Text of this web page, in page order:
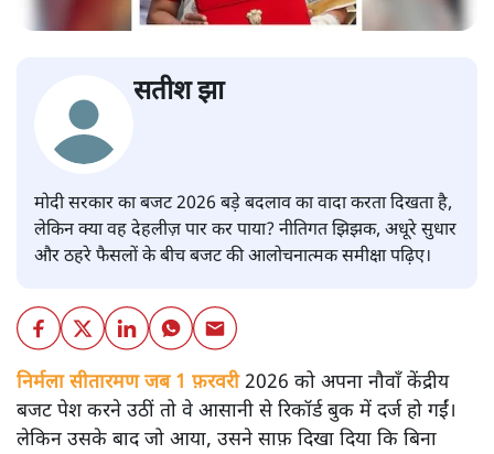
सतीश झा
मोदी सरकार का बजट 2026 बड़े बदलाव का वादा करता दिखता है,
लेकिन क्या वह देहलीज़ पार कर पाया? नीतिगत झिझक, अधूरे सुधार
और ठहरे फैसलों के बीच बजट की आलोचनात्मक समीक्षा पढ़िए।
निर्मला सीतारमण जब 1 फ़रवरी2026 को अपना नौवाँ केंद्रीय
बजट पेश करने उठीं तो वे आसानी से रिकॉर्ड बुक में दर्ज हो गईं।
लेकिन उसके बाद जो आया, उसने साफ़ दिखा दिया कि बिना